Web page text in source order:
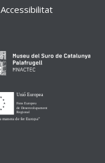
Accessibilitat